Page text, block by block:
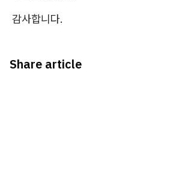
감사합니다.
Share article